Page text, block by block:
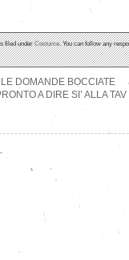
filed underCostume. You can follow any
DOMANDE BOCCIATE
A DIRE SI’ ALLA